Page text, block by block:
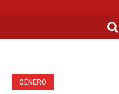
GÉNERO